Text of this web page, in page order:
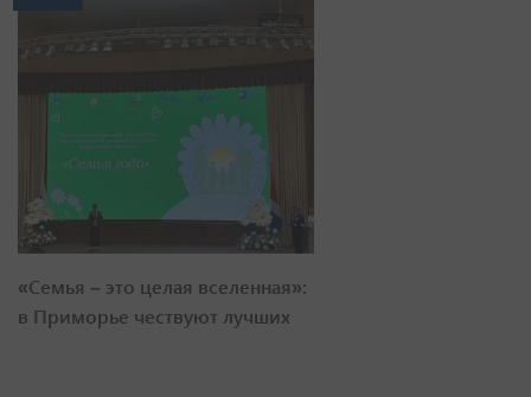
«Семья – это целая вселенная»:
в Приморье чествуют лучших